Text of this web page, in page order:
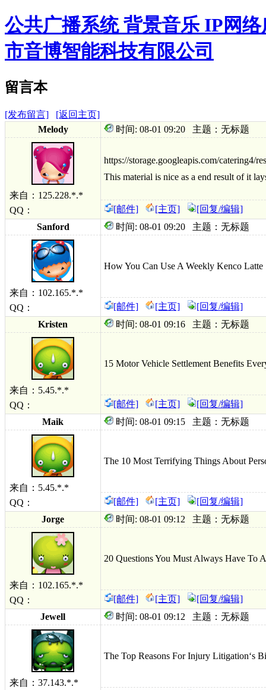
公共广播系统 背景音乐 IP网
市音博智能科技有限公司
留言本
[发布留言]
[返回主页]
Melody
时间: 08-01 09:20 主题：无标题
来自：125.228.*.*
QQ：
https://storage.googleapis.com/catering4/
This material is nice as a end result of it
[邮件] [主页]
[回复/编辑]
Sanford
时间: 08-01 09:20 主题：无标题
来自：102.165.*.*
QQ：
How You Can Use A Weekly Kenco Latte
[邮件] [主页]
[回复/编辑]
Kristen
时间: 08-01 09:16 主题：无标题
来自：5.45.*.*
QQ：
15 Motor Vehicle Settlement Benefits
[邮件] [主页]
[回复/编辑]
Maik
时间: 08-01 09:15 主题：无标题
来自：5.45.*.*
QQ：
The 10 Most Terrifying Things About
[邮件] [主页]
[回复/编辑]
Jorge
时间: 08-01 09:12 主题：无标题
来自：102.165.*.*
QQ：
20 Questions You Must Always Have To
[邮件] [主页]
[回复/编辑]
Jewell
时间: 08-01 09:12 主题：无标题
来自：37.143.*.*
The Top Reasons For Injury